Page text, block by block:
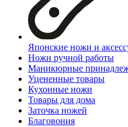
Японские ножи и
Ножи ручной работы
Маникюрные
Уцененные товары
Кухонные ножи
Товары для дома
Заточка ножей
Благовония